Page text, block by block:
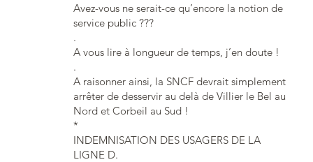
Avez-vous ne serait-ce qu’encore la notion de
service public ???
.
A vous lire à longueur de temps, j’en doute !
.
A raisonner ainsi, la SNCF devrait simplement
arrêter de desservir au delà de Villier le Bel au
Nord et Corbeil au Sud !
*
INDEMNISATION DES USAGERS DE LA
LIGNE D.